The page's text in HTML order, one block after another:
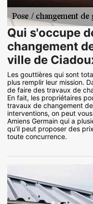
Qui s'occupe
changement
ville de
Les gouttières qui sont
plus remplir leur mission.
de faire des travaux de
En fait, les propriétaires
travaux de changement
interventions, on peut
Amiens Germain qui a
qu'il peut proposer des
toute concurrence.